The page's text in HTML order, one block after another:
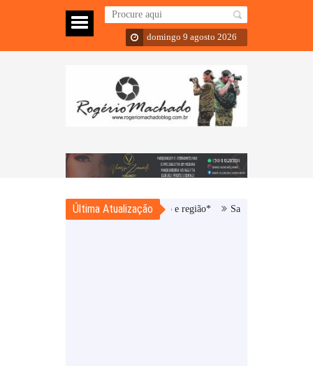
domingo 9 agosto 2026
Última Atualização
roubos e furtos em Carazinho e região* Sarandi – Homem é preso e